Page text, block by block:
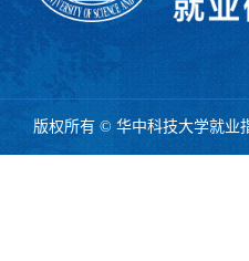
版权所有 © 华中科技大学就业